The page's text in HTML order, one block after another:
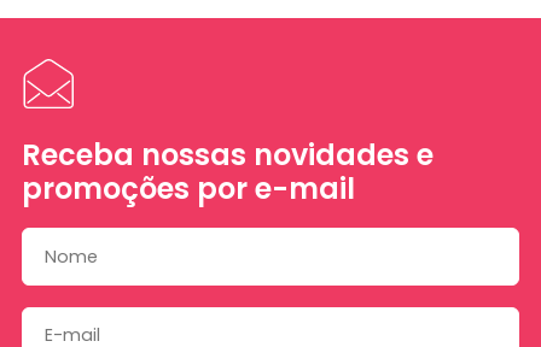
Receba nossas novidades e
promoções por e-mail